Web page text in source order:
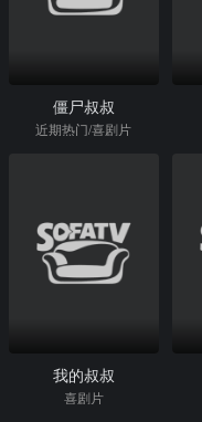
僵尸叔叔
近期热门/喜剧片
我的叔叔
喜剧片